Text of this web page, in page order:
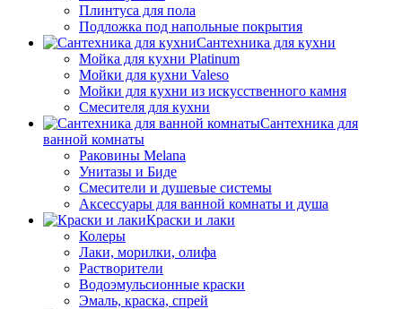
Плинтуса для пола
Подложка под напольные покрытия
Сантехника для кухни
Мойка для кухни Platinum
Мойки для кухни Valeso
Мойки для кухни из искусственного камня
Смесителя для кухни
Сантехника для
ванной комнаты
Раковины Melana
Унитазы и Биде
Смесители и душевые системы
Аксессуары для ванной комнаты и душа
Краски и лаки
Колеры
Лаки, морилки, олифа
Растворители
Водоэмульсионные краски
Эмаль, краска, спрей